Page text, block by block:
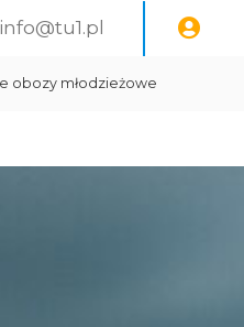
info@tu1.pl
obozy młodzieżowe